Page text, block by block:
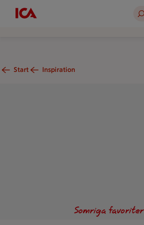
Start Inspiration
Somriga favoriter